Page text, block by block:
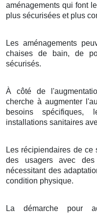
aménagements qui font
plus sécurisées et plus
Les aménagements
chaises de bain, de
sécurisés.
À côté de
cherche à augmenter
besoins
installations sanitaires
Les récipiendaires de ce
des usagers avec
nécessitant des
condition physique.
La démarche pour